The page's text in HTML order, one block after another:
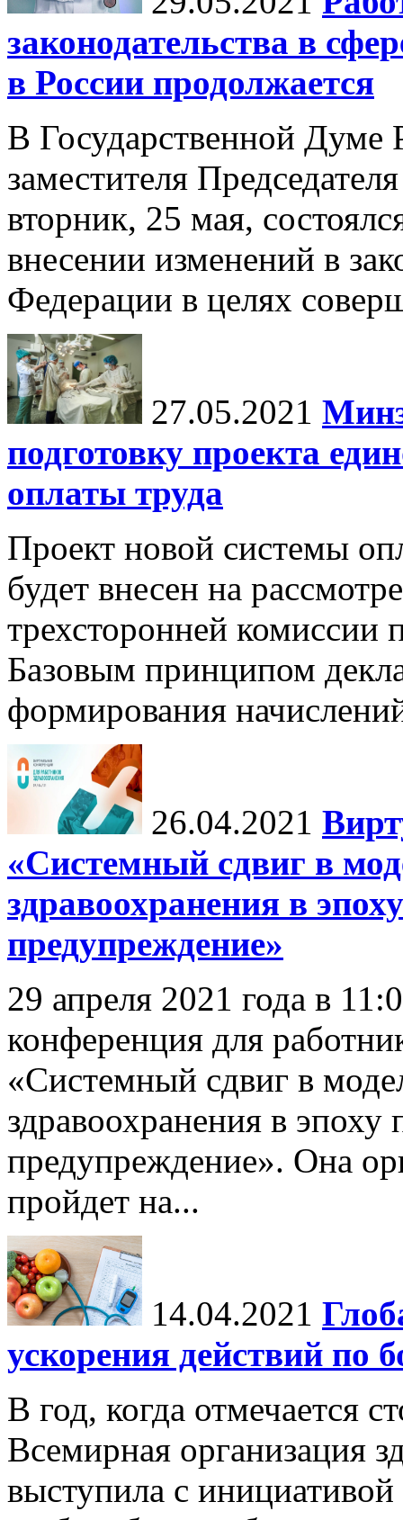
законодательства в
в России продолжается
В Государственной Думе
заместителя
вторник, 25 мая,
внесении изменений в
Федерации в целях
27.05.2021
подготовку проекта
оплаты труда
Проект новой системы
будет внесен на
трехсторонней комиссии
Базовым принципом
формирования
26.04.2021
«Системный сдвиг в
здравоохранения в
предупреждение»
29 апреля 2021 года в
конференция для
«Системный сдвиг в
здравоохранения в
предупреждение». Она
пройдет на...
14.04.2021
ускорения действий по
В год, когда отмечается
Всемирная организация
выступила с